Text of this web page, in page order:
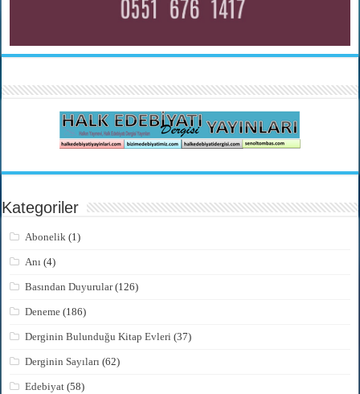
Kategoriler
Abonelik (1)
Anı (4)
Basından Duyurular(126)
Deneme (186)
Derginin Bulunduğu Kitap Evleri (37)
Derginin Sayıları (62)
Edebiyat (58)